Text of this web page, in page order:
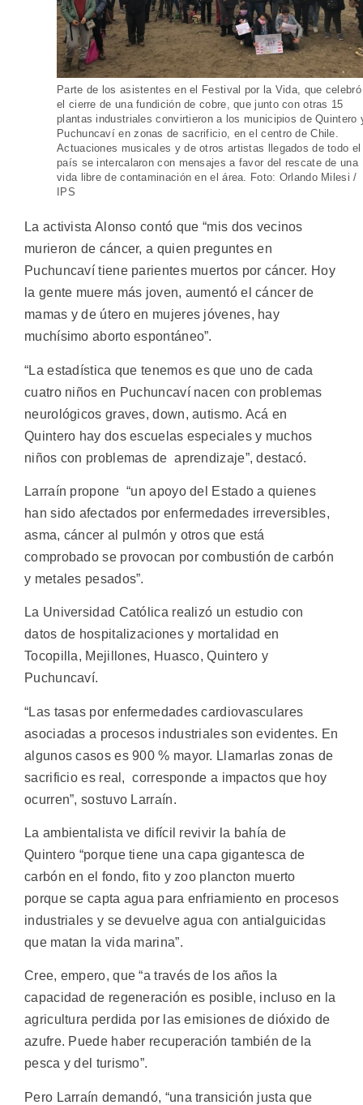
Parte de los asistentes en el Festival por la Vida, que celebró
el cierre de una fundición de cobre, que junto con otras 15
plantas industriales convirtieron a los municipios de Quintero
Puchuncaví en zonas de sacrificio, en el centro de Chile.
Actuaciones musicales y de otros artistas llegados de todo el
país se intercalaron con mensajes a favor del rescate de una
vida libre de contaminación en el área. Foto: Orlando Milesi /
IPS
La activista Alonso contó que “mis dos vecinos
murieron de cáncer, a quien preguntes en
Puchuncaví tiene parientes muertos por cáncer. Hoy
la gente muere más joven, aumentó el cáncer de
mamas y de útero en mujeres jóvenes, hay
muchísimo aborto espontáneo”.
“La estadística que tenemos es que uno de cada
cuatro niños en Puchuncaví nacen con problemas
neurológicos graves, down, autismo. Acá en
Quintero hay dos escuelas especiales y muchos
niños con problemas de aprendizaje”, destacó.
Larraín propone “un apoyo del Estado a quienes
han sido afectados por enfermedades irreversibles,
asma, cáncer al pulmón y otros que está
comprobado se provocan por combustión de carbón
y metales pesados”.
La Universidad Católica realizó un estudio con
datos de hospitalizaciones y mortalidad en
Tocopilla, Mejillones, Huasco, Quintero y
Puchuncaví.
“Las tasas por enfermedades cardiovasculares
asociadas a procesos industriales son evidentes. En
algunos casos es 900 % mayor. Llamarlas zonas de
sacrificio es real, corresponde a impactos que hoy
ocurren”, sostuvo Larraín.
La ambientalista ve difícil revivir la bahía de
Quintero “porque tiene una capa gigantesca de
carbón en el fondo, fito y zoo plancton muerto
porque se capta agua para enfriamiento en procesos
industriales y se devuelve agua con antialguicidas
que matan la vida marina”.
Cree, empero, que “a través de los años la
capacidad de regeneración es posible, incluso en la
agricultura perdida por las emisiones de dióxido de
azufre. Puede haber recuperación también de la
pesca y del turismo”.
Pero Larraín demandó, “una transición justa que